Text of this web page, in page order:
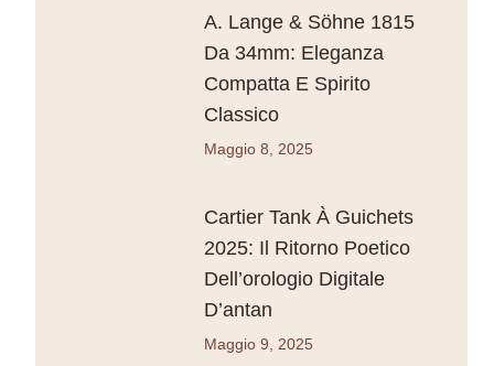
A. Lange & Söhne 1815
Da 34mm: Eleganza
Compatta E Spirito
Classico
Maggio 8, 2025
Cartier Tank À Guichets
2025: Il Ritorno Poetico
Dell’orologio Digitale
D’antan
Maggio 9, 2025